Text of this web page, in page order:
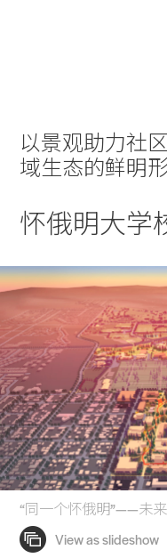
以景观助力社
域生态的鲜明形
怀俄明大学
“同一个怀俄明”——未